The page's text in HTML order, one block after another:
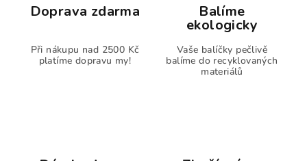
Doprava zdarma
Při nákupu nad 2500 Kč
platíme dopravu my!
Balíme
ekologicky
Vaše balíčky pečlivě
balíme do recyklovaných
materiálů